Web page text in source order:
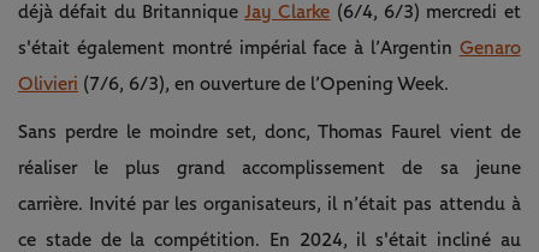
déjà défait du BritanniqueJay Clarke (6/4, 6/3) mercredi et
s'était également montré impérial face à l’Argentin Genaro
Olivieri (7/6, 6/3), en ouverture de l’Opening Week.
Sans perdre le moindre set, donc, Thomas Faurel vient de
réaliser le plus grand accomplissement de sa jeune
carrière. Invité par les organisateurs, il n’était pas attendu à
ce stade de la compétition. En 2024, il s'était incliné au